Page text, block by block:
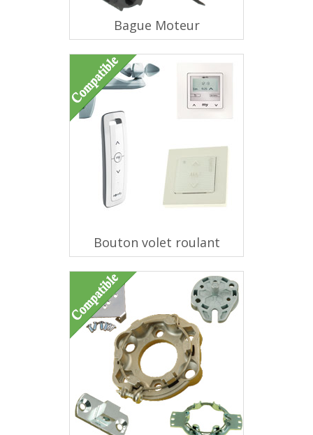
Bague Moteur
Bouton volet roulant